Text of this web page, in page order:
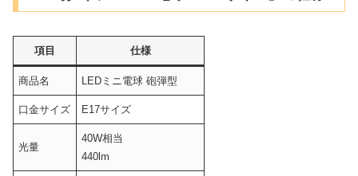
項目 仕様
商品名 LEDミニ電球 砲弾型
口金サイズ E17サイズ
光量
40W相当
440lm